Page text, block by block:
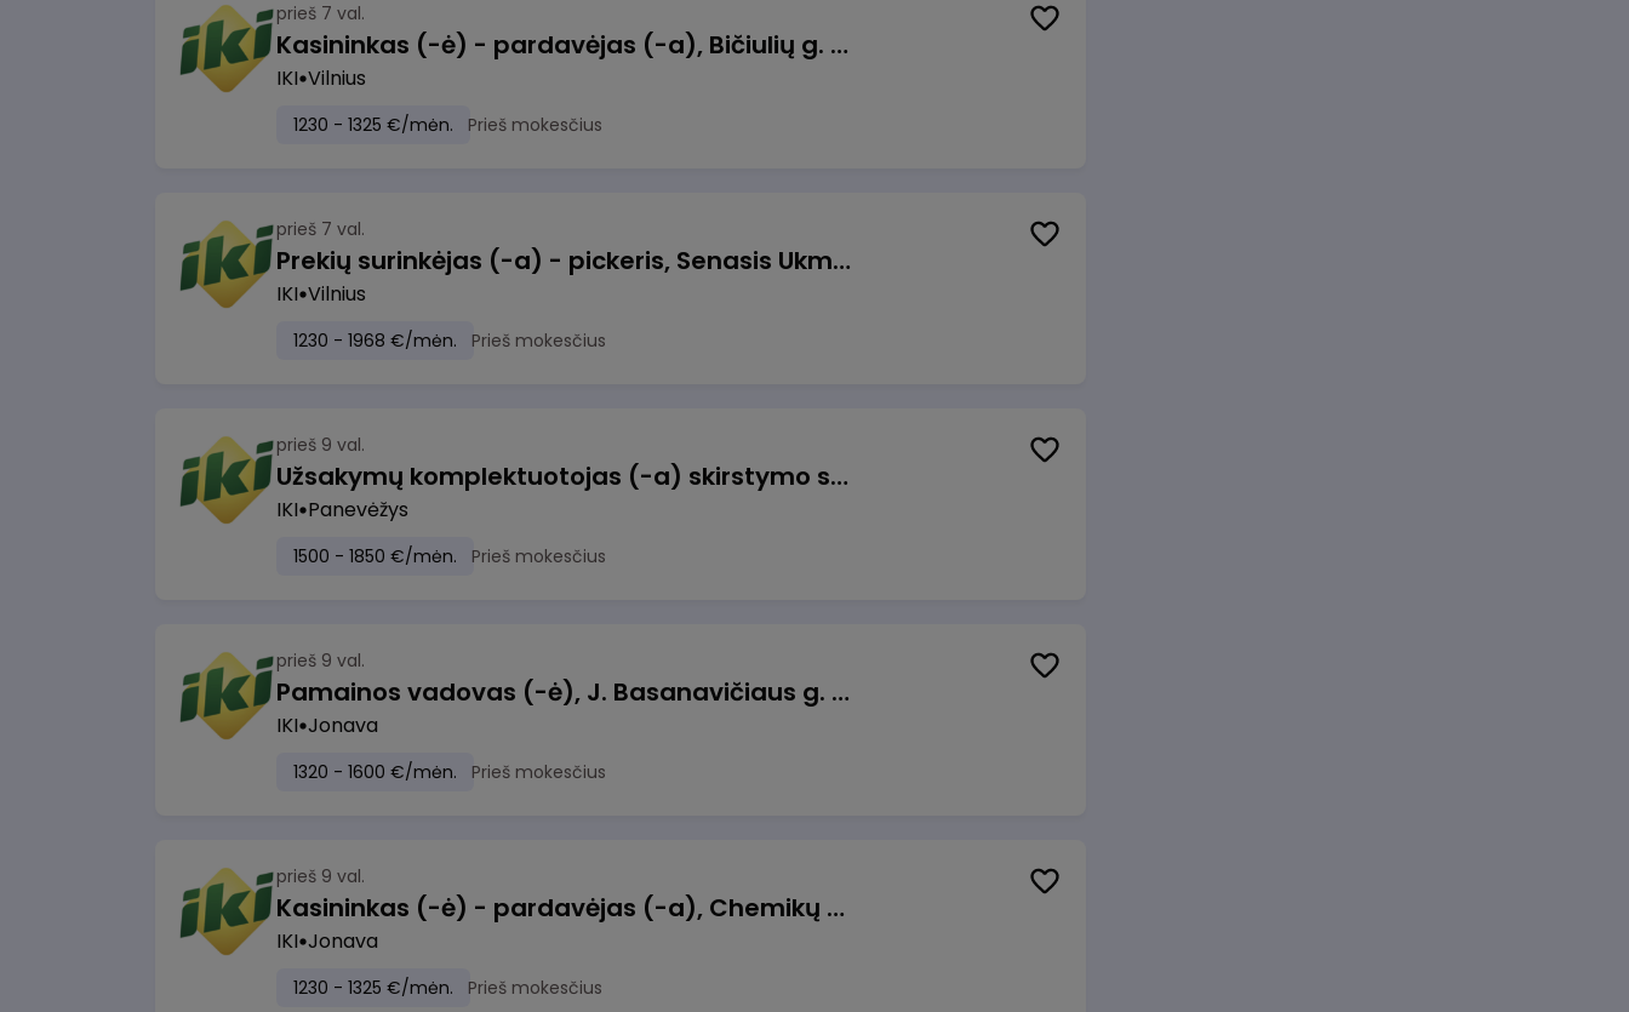
prieš 7 val.
Kasininkas (-ė) - pardavėjas (-a), Bičiulių g. 36, Bukiškis, Vilnius
IKI Vilnius
1230 - 1325 €/mėn. Prieš mokesčius
prieš 7 val.
Prekių surinkėjas (-a) - pickeris, Senasis Ukmergės kelias 8, Avižieniai
IKI Vilnius
1230 - 1968 €/mėn. Prieš mokesčius
prieš 9 val.
Užsakymų komplektuotojas (-a) skirstymo sandėlyje
IKI Panevėžys
1500 - 1850 €/mėn. Prieš mokesčius
prieš 9 val.
Pamainos vadovas (-ė), J. Basanavičiaus g. 6, Jonava
IKI Jonava
1320 - 1600 €/mėn. Prieš mokesčius
prieš 9 val.
Kasininkas (-ė) - pardavėjas (-a), Chemikų g. 1, Jonava
IKI Jonava
1230 - 1325 €/mėn. Prieš mokesčius